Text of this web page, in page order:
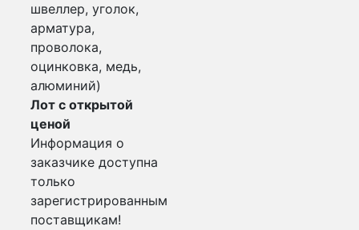
швеллер, уголок,
арматура,
проволока,
оцинковка, медь,
алюминий)
Лот с открытой
ценой
Информация о
заказчике доступна
только
зарегистрированным
поставщикам!